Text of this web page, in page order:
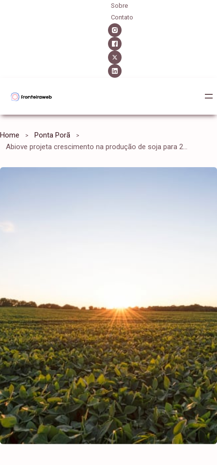
Sobre
Contato
Home
Ponta Porã
Abiove projeta crescimento na produção de soja para 2025; confira os números